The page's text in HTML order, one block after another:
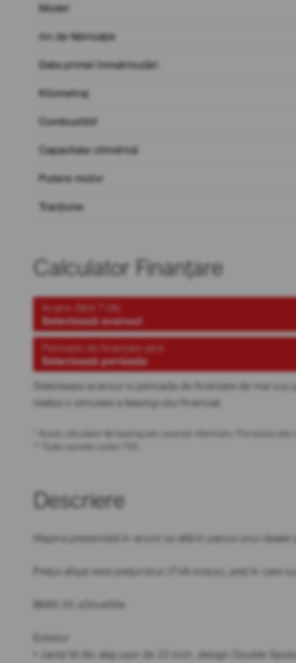
Model
An de fabricație
Data primei înmatriculări
Kilometraj
Combustibil
Capacitate cilindrică
Putere motor
Tracțiune
Calculator Finanțare
Avans (fără TVA)
Selectează avansul
Perioada de finanțare (ani)
Selectează perioada
Selecteaza avansul si perioada de finantare de mai sus
realiza o simulare a leasing-ului financiar.
* Acest calculator de leasing are caracter informativ. Pot exista
** Toate sumele conțin TVA.
Descriere
Mașina prezentată în anunț se află în parcul unui
Prețul afișat este prețul brut (TVA inclus), preț în care
BMW X5 xDrive50e
Exterior
• Jante M din aliaj ușor de 22 inch, design Double